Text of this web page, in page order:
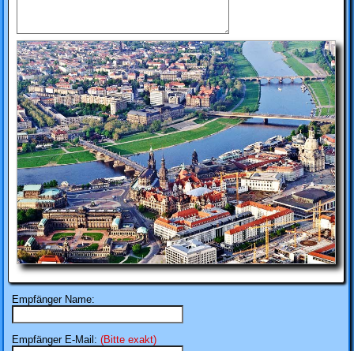
Empfänger Name:
Empfänger E-Mail: (Bitte exakt)